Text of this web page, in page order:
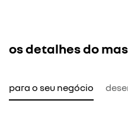
os detalhes do
para o seu negócio